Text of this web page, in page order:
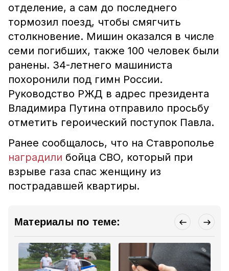
отделение, а сам до последнего
тормозил поезд, чтобы смягчить
столкновение. Мишин оказался в числе
семи погибших, также 100 человек были
ранены. 34-летнего машиниста
похоронили под гимн России.
Руководство РЖД в адрес президента
Владимира Путина отправило просьбу
отметить героический поступок Павла.
Ранее сообщалось, что на Ставрополье
наградили бойца СВО, который при
взрыве газа спас женщину из
пострадавшей квартиры.
Материалы по теме: